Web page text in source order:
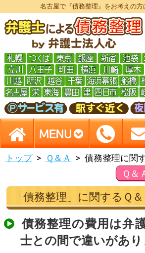
名古屋で『債務整理』をお考えの方
トップ Ｑ＆Ａ 債務整理に関
Ｑ＆
「債務整理」に関するＱ
債務整理の費用は弁
士との間で違いがあり